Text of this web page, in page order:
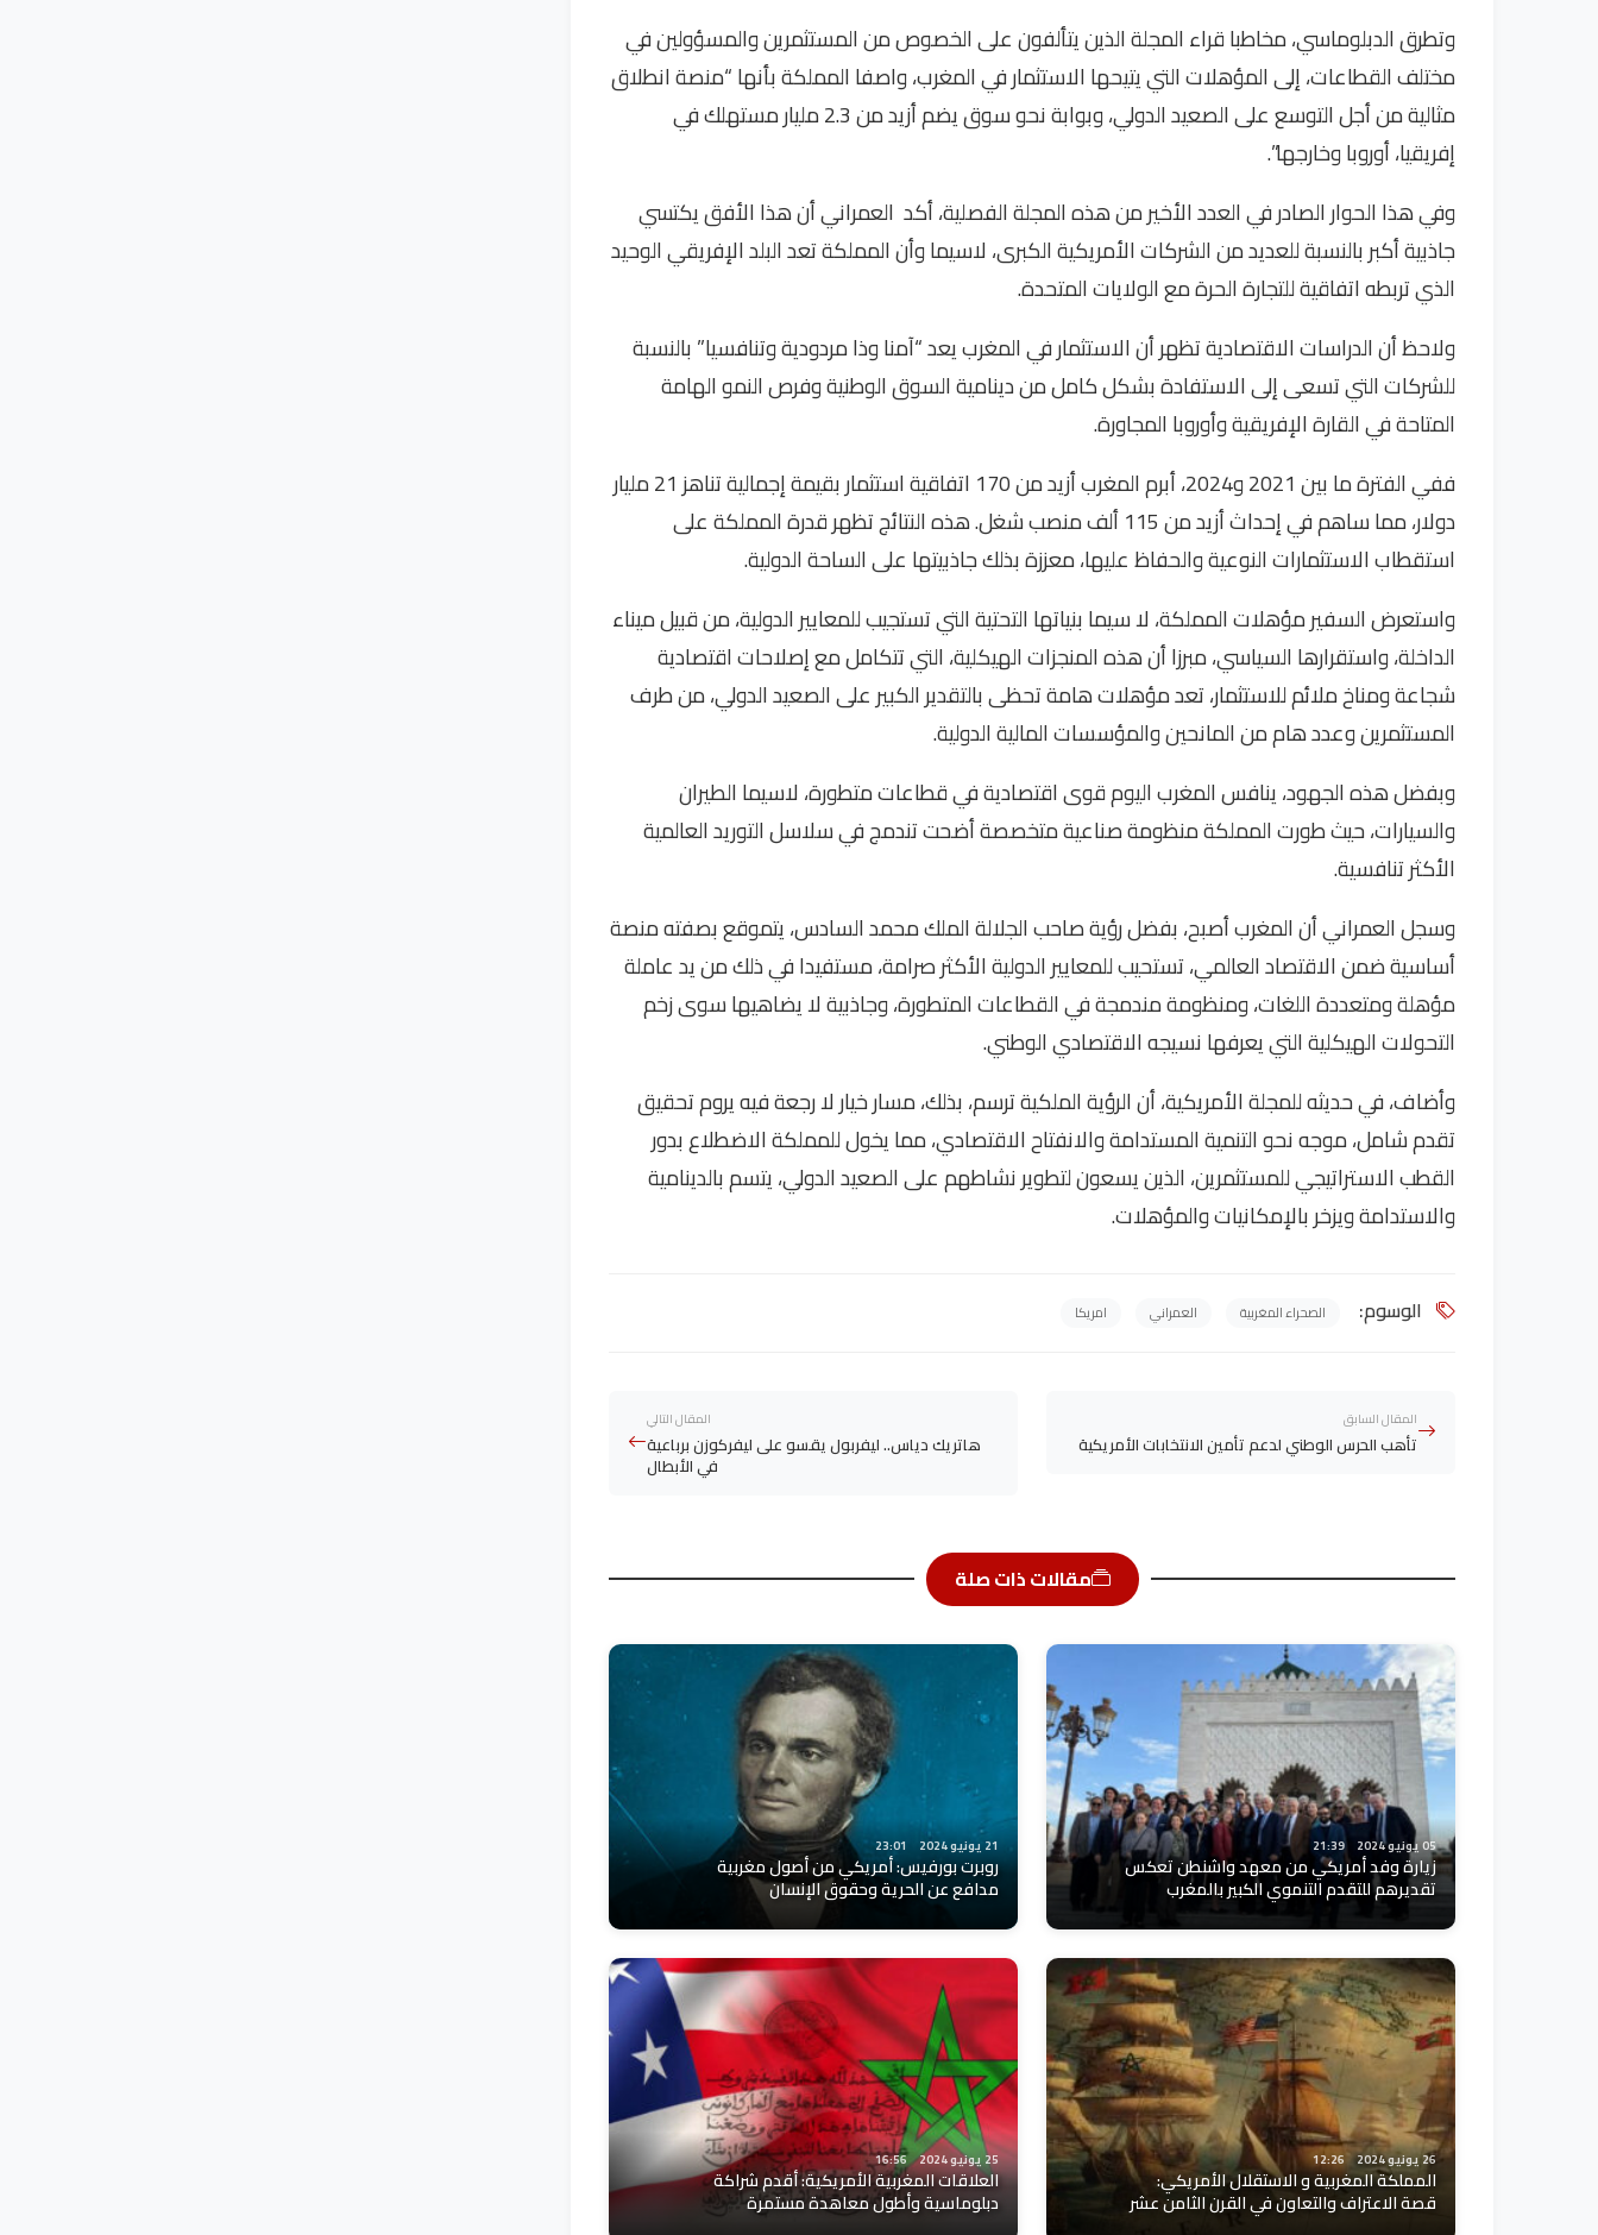
وتطرق الدبلوماسي، مخاطبا قراء المجلة الذين يتألفون على الخصوص من المستثمرين والمسؤولين في
مختلف القطاعات، إلى المؤهلات التي يتيحها الاستثمار في المغرب، واصفا المملكة بأنها “منصة انطلاق
مثالية من أجل التوسع على الصعيد الدولي، وبوابة نحو سوق يضم أزيد من 2.3 مليار مستهلك في
إفريقيا، أوروبا وخارجها”.
وفي هذا الحوار الصادر في العدد الأخير من هذه المجلة الفصلية، أكد العمراني أن هذا الأفق يكتسي
جاذبية أكبر بالنسبة للعديد من الشركات الأمريكية الكبرى، لاسيما وأن المملكة تعد البلد الإفريقي الوحيد
الذي تربطه اتفاقية للتجارة الحرة مع الولايات المتحدة.
ولاحظ أن الدراسات الاقتصادية تظهر أن الاستثمار في المغرب يعد “آمنا وذا مردودية وتنافسيا” بالنسبة
للشركات التي تسعى إلى الاستفادة بشكل كامل من دينامية السوق الوطنية وفرص النمو الهامة
المتاحة في القارة الإفريقية وأوروبا المجاورة.
ففي الفترة ما بين 2021 و2024، أبرم المغرب أزيد من 170 اتفاقية استثمار بقيمة إجمالية تناهز 21 مليار
دولار، مما ساهم في إحداث أزيد من 115 ألف منصب شغل. هذه النتائج تظهر قدرة المملكة على
استقطاب الاستثمارات النوعية والحفاظ عليها، معززة بذلك جاذبيتها على الساحة الدولية.
واستعرض السفير مؤهلات المملكة، لا سيما بنياتها التحتية التي تستجيب للمعايير الدولية، من قبيل ميناء
الداخلة، واستقرارها السياسي، مبرزا أن هذه المنجزات الهيكلية، التي تتكامل مع إصلاحات اقتصادية
شجاعة ومناخ ملائم للاستثمار، تعد مؤهلات هامة تحظى بالتقدير الكبير على الصعيد الدولي، من طرف
المستثمرين وعدد هام من المانحين والمؤسسات المالية الدولية.
وبفضل هذه الجهود، ينافس المغرب اليوم قوى اقتصادية في قطاعات متطورة، لاسيما الطيران
والسيارات، حيث طورت المملكة منظومة صناعية متخصصة أضحت تندمج في سلاسل التوريد العالمية
الأكثر تنافسية.
وسجل العمراني أن المغرب أصبح، بفضل رؤية صاحب الجلالة الملك محمد السادس، يتموقع بصفته منصة
أساسية ضمن الاقتصاد العالمي، تستحيب للمعايير الدولية الأكثر صرامة، مستفيدا في ذلك من يد عاملة
مؤهلة ومتعددة اللغات، ومنظومة مندمجة في القطاعات المتطورة، وجاذبية لا يضاهيها سوى زخم
التحولات الهيكلية التي يعرفها نسيجه الاقتصادي الوطني.
وأضاف، في حديثه للمجلة الأمريكية، أن الرؤية الملكية ترسم، بذلك، مسار خيار لا رجعة فيه يروم تحقيق
تقدم شامل، موجه نحو التنمية المستدامة والانفتاح الاقتصادي، مما يخول للمملكة الاضطلاع بدور
القطب الاستراتيجي للمستثمرين، الذين يسعون لتطوير نشاطهم على الصعيد الدولي، يتسم بالدينامية
والاستدامة ويزخر بالإمكانيات والمؤهلات.
الوسوم: الصحراء المغربية العمراني امريكا
المقال السابق
تأهب الحرس الوطني لدعم تأمين الانتخابات الأمريكية
المقال التالي
هاتريك دياس.. ليفربول يقسو على ليفركوزن برباعية
في الأبطال
مقالات ذات صلة
05 يونيو 2024 21:39
زيارة وفد أمريكي من معهد واشنطن تعكس
تقديرهم للتقدم التنموي الكبير بالمغرب
21 يونيو 2024 23:01
روبرت بورفيس: أمريكي من أصول مغربية
مدافع عن الحرية وحقوق الإنسان
26 يونيو 2024 12:26
المملكة المغربية و الاستقلال الأمريكي:
قصة الاعتراف والتعاون في القرن الثامن عشر
25 يونيو 2024 16:56
العلاقات المغربية الأمريكية: أقدم شراكة
دبلوماسية وأطول معاهدة مستمرة